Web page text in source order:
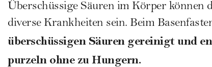
Überschüssige Säuren im Körper können
diverse Krankheiten sein. Beim
überschüssigen Säuren gereinigt und
purzeln ohne zu Hungern.